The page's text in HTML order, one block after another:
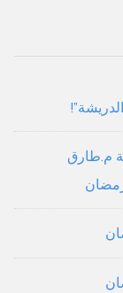
المحبوب (35) - مدونة م.طارق